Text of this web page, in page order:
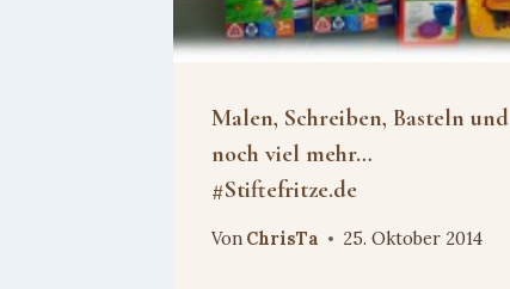
Malen, Schreiben, Basteln und
noch viel mehr…
#Stiftefritze.de
Von ChrisTa 25. Oktober 2014